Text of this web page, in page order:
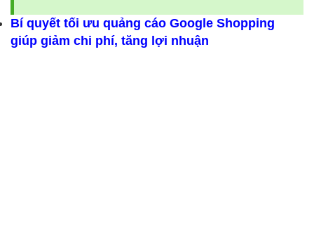
Bí quyết tối ưu quảng cáo Google Shopping
giúp giảm chi phí, tăng lợi nhuận